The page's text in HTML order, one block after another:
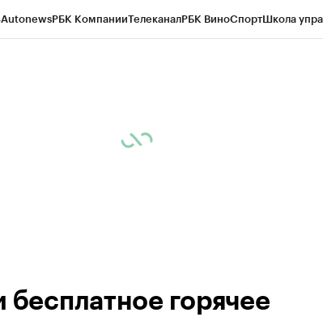
AutonewsРБК КомпанииТелеканалРБК ВиноСпортШкола
бесплатное горячее